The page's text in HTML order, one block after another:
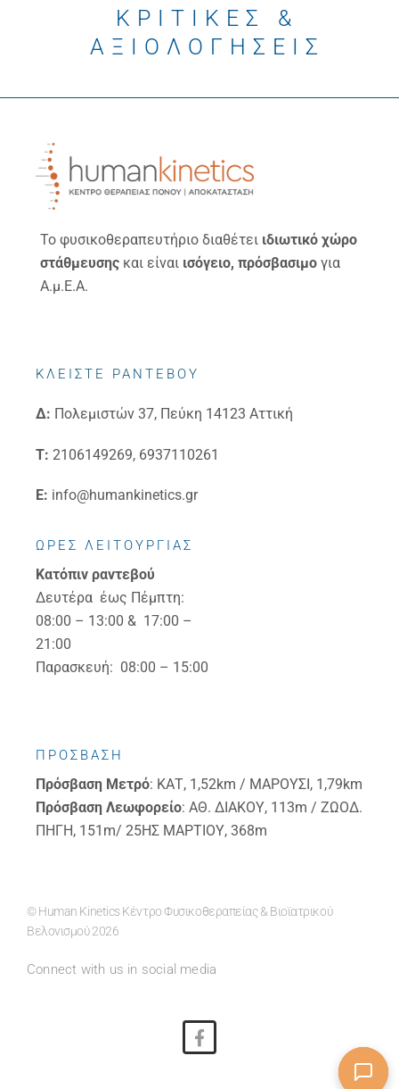
ΚΡΙΤΙΚΕΣ &
ΑΞΙΟΛΟΓΗΣΕΙΣ
Το φυσικοθεραπευτήριο διαθέτει ιδιωτικό χώρο
στάθμευσης και είναι ισόγειο, πρόσβασιμο για
Α.μ.Ε.Α.
ΚΛΕΙΣΤΕ ΡΑΝΤΕΒΟΥ
Δ: Πολεμιστών 37, Πεύκη 14123 Αττική
Τ: 2106149269, 6937110261
E: info@humankinetics.gr
ΩΡΕΣ ΛΕΙΤΟΥΡΓΙΑΣ
Κατόπιν ραντεβού
Δευτέρα έως Πέμπτη:
08:00 – 13:00 & 17:00 –
21:00
Παρασκευή: 08:00 – 15:00
ΠΡΟΣΒΑΣΗ
Πρόσβαση Μετρό: ΚΑΤ, 1,52km / ΜΑΡΟΥΣΙ, 1,79km
Πρόσβαση Λεωφορείο: ΑΘ. ΔΙΑΚΟΥ, 113m / ΖΩΟΔ.
ΠΗΓΗ, 151m/ 25ΗΣ ΜΑΡΤΙΟΥ, 368m
© Human Kinetics Κέντρο Φυσικοθεραπείας & Βιοϊατρικού
Βελονισμού 2026
Connect with us in social media